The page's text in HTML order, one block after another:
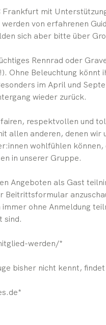
Frankfurt mit
von erfahrenen
sich aber bitte über
Rennrad oder
Ohne Beleuchtung könnt
im April und
wieder zurück.
respektvollen und
allen anderen, denen wir
wohlfühlen können,
in unserer Gruppe.
Angeboten als Gast
Beitrittsformular
ohne Anmeldung
sind.
werden/*
bisher nicht kennt,